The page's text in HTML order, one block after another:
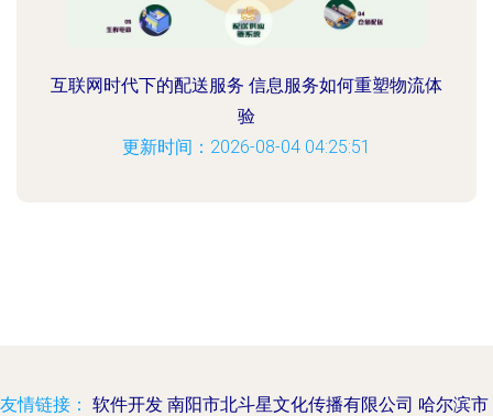
互联网时代下的配送服务 信息服务如何重塑物流体
验
更新时间：2026-08-04 04:25:51
友情链接： 软件开发 南阳市北斗星文化传播有限公司 哈尔滨市